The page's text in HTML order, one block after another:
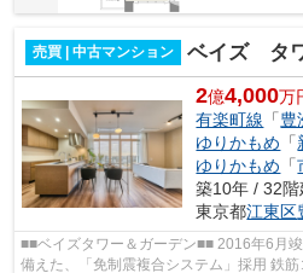
売買 | 中古マンション ベイズ タ
2億4,000万
有楽町線 「豊
ゆりかもめ 「
ゆりかもめ 「
築10年 / 32
東京都江東区
■■ベイズタワー＆ガーデン■■ 2016年6月竣工 免震機能と制震機能の双方を
備えた、「免制震複合システム」採用 鉄筋コンクリート造地下1階付地上31